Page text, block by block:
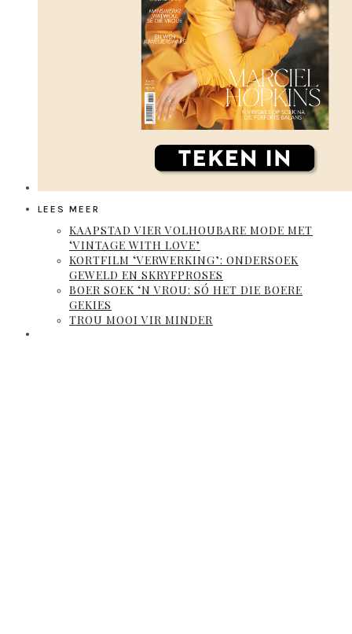
LEES MEER
KAAPSTAD VIER VOLHOUBARE MODE MET
‘VINTAGE WITH LOVE’
KORTFILM ‘VERWERKING’: ONDERSOEK
GEWELD EN SKRYFPROSES
BOER SOEK ‘N VROU: SÓ HET DIE BOERE
GEKIES
TROU MOOI VIR MINDER